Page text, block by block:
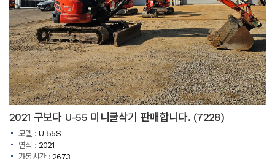
2021 구보다 U-55 미니굴삭기 판매합니다. (7228)
모델 : U-55S
연식 : 2021
가동시간 :2673